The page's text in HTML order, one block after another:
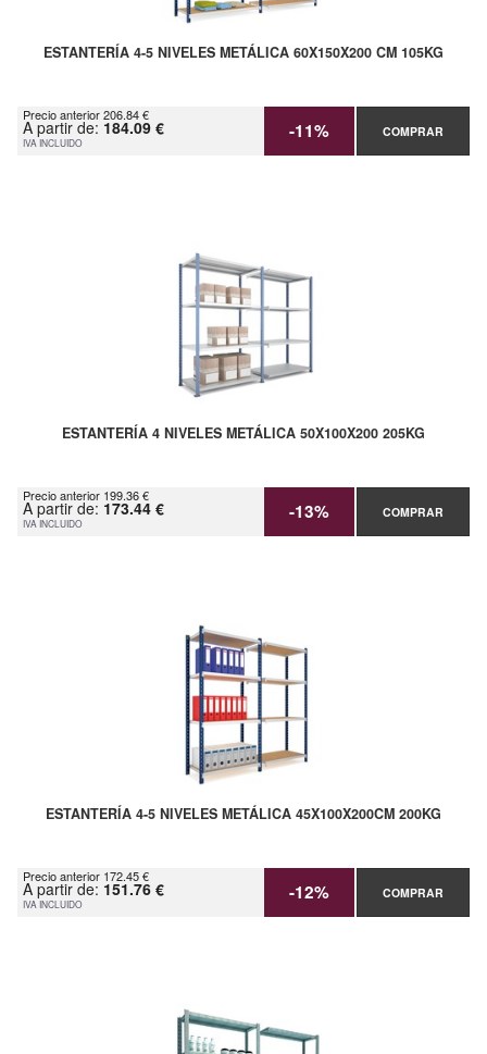
ESTANTERÍA 4-5 NIVELES METÁLICA 60X150X200 CM 105KG
Precio anterior 206.84 €
A partir de: 184.09 €
IVA INCLUIDO -11% COMPRAR
ESTANTERÍA 4 NIVELES METÁLICA 50X100X200 205KG
Precio anterior 199.36 €
A partir de: 173.44 €
IVA INCLUIDO -13% COMPRAR
ESTANTERÍA 4-5 NIVELES METÁLICA 45X100X200CM 200KG
Precio anterior 172.45 €
A partir de: 151.76 €
IVA INCLUIDO -12% COMPRAR